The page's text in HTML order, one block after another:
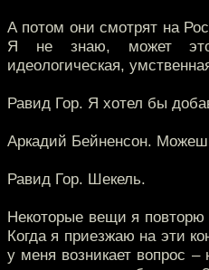
А потом они смотрят на
Я не знаю, может это
идеологическая,
Равид Гор. Я хотел бы
Аркадий Бейненсон.
Равид Гор. Шекель.
Некоторые вещи я повторю
Когда я приезжаю на эти
у меня возникает вопрос –